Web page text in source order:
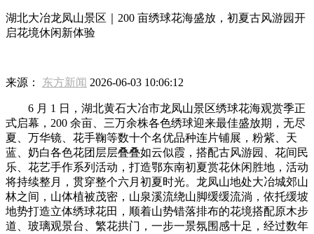
湖北大冶龙凤山景区｜200 亩绣球花海盛放，初夏古风游园开
启花境休闲新体验
来源： 东方新闻 2026-06-03 10:06:12
6 月 1 日，湖北黄石大冶市龙凤山景区绣球花海观赏季正
式启幕，200 余亩、三万余株各色绣球迎来最佳盛放期，无尽
夏、万华镜、花手鞠等数十个名优品种连片铺展，粉紫、天
蓝、奶白各色花团层层叠叠如云似霞，搭配古风游园、花间民
乐、花艺手作系列活动，打造鄂东南初夏赏花休闲胜地，活动
将持续整月，贯穿整个六月初夏时光。龙凤山地处大冶城郊山
林之间，山体植被茂密，山泉溪流绕山脚缓缓流淌，依托缓坡
地势打造立体绣球花田，顺着山势错落排布的花境搭配原木步
道、玻璃观景台、繁花拱门，一步一景氛围感十足，经过数年